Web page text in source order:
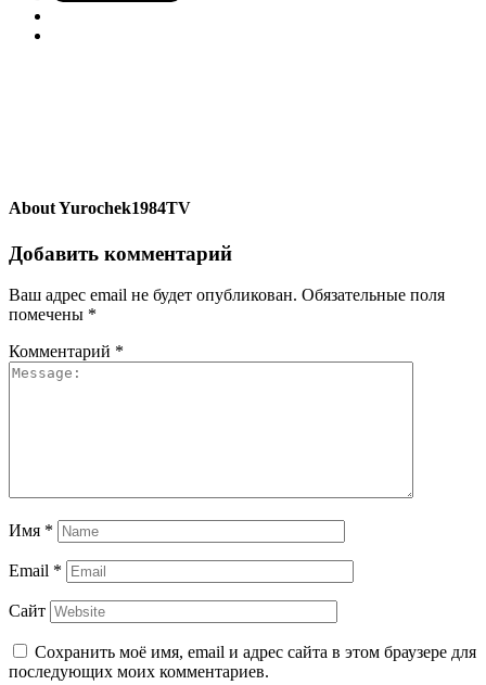
AboutYurochek1984TV
Добавить комментарий
Ваш адрес email не будет опубликован. Обязательные поля
помечены *
Комментарий *
Имя *
Email *
Сайт
Сохранить моё имя, email и адрес сайта в этом браузере для
последующих моих комментариев.